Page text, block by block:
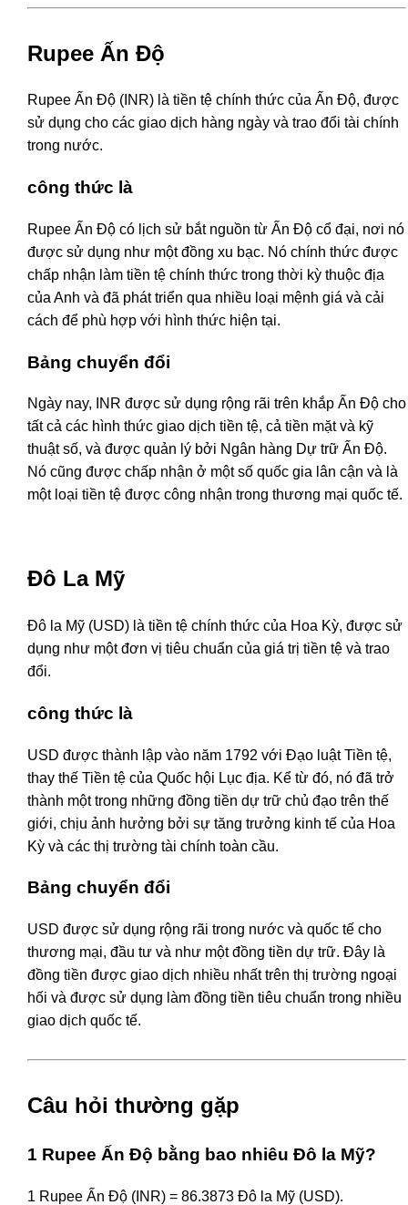
Rupee Ấn Độ
Rupee Ấn Độ (INR) là tiền tệ chính thức của Ấn Độ, được
sử dụng cho các giao dịch hàng ngày và trao đổi tài chính
trong nước.
công thức là
Rupee Ấn Độ có lịch sử bắt nguồn từ Ấn Độ cổ đại, nơi nó
được sử dụng như một đồng xu bạc. Nó chính thức được
chấp nhận làm tiền tệ chính thức trong thời kỳ thuộc địa
của Anh và đã phát triển qua nhiều loại mệnh giá và cải
cách để phù hợp với hình thức hiện tại.
Bảng chuyển đổi
Ngày nay, INR được sử dụng rộng rãi trên khắp Ấn Độ cho
tất cả các hình thức giao dịch tiền tệ, cả tiền mặt và kỹ
thuật số, và được quản lý bởi Ngân hàng Dự trữ Ấn Độ.
Nó cũng được chấp nhận ở một số quốc gia lân cận và là
một loại tiền tệ được công nhận trong thương mại quốc tế.
Đô La Mỹ
Đô la Mỹ (USD) là tiền tệ chính thức của Hoa Kỳ, được sử
dụng như một đơn vị tiêu chuẩn của giá trị tiền tệ và trao
đổi.
công thức là
USD được thành lập vào năm 1792 với Đạo luật Tiền tệ,
thay thế Tiền tệ của Quốc hội Lục địa. Kể từ đó, nó đã trở
thành một trong những đồng tiền dự trữ chủ đạo trên thế
giới, chịu ảnh hưởng bởi sự tăng trưởng kinh tế của Hoa
Kỳ và các thị trường tài chính toàn cầu.
Bảng chuyển đổi
USD được sử dụng rộng rãi trong nước và quốc tế cho
thương mại, đầu tư và như một đồng tiền dự trữ. Đây là
đồng tiền được giao dịch nhiều nhất trên thị trường ngoại
hối và được sử dụng làm đồng tiền tiêu chuẩn trong nhiều
giao dịch quốc tế.
Câu hỏi thường gặp
1 Rupee Ấn Độ bằng bao nhiêu Đô la Mỹ?
1 Rupee Ấn Độ (INR) = 86.3873 Đô la Mỹ (USD).